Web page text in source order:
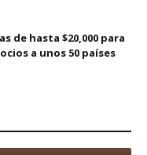
de hasta $20,000 para
a unos 50 países